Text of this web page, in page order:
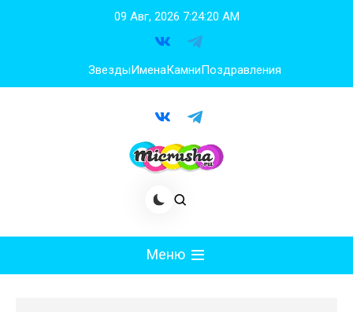
09 Авг, 2026 7:24:20 AM
ЗвездыИменаКамниПоздравления
Меню